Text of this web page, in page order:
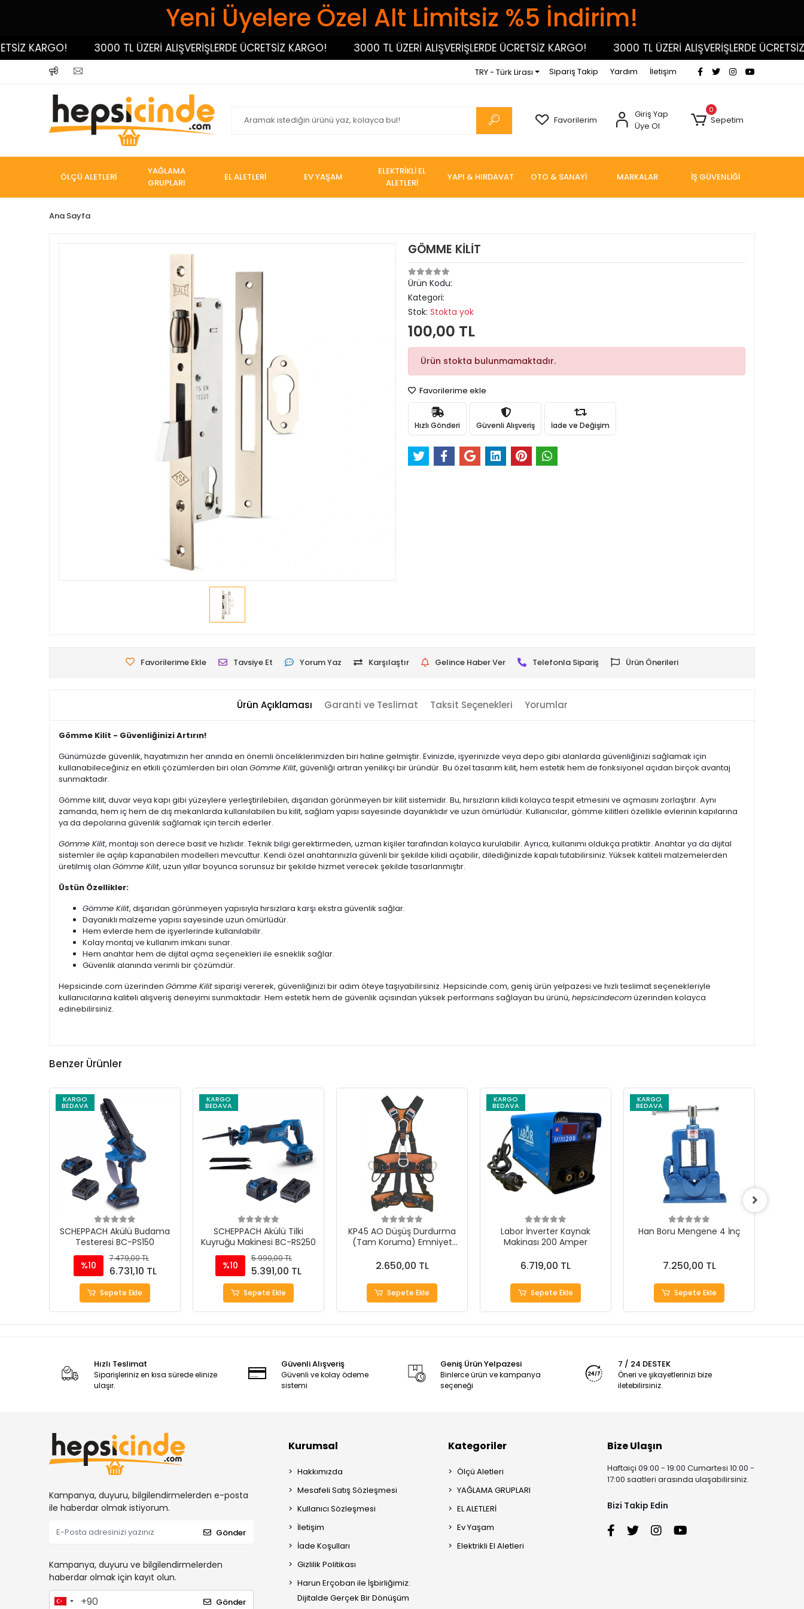
Yeni Üyelere Özel Alt Limitsiz %5 İndirim!
KARGO! 3000 TL ÜZERİ ALIŞVERİŞLERDE ÜCRETSİZ KARGO! 3000 TL ÜZERİ ALIŞVERİŞLERDE ÜCRETSİZ KARGO! 3000 TL ÜZERİ ALIŞVERİŞLERDE ÜCRETSİZ
TRY - Türk Lirası Sipariş Takip Yardım İletişim
Favorilerim
Giriş Yap
Üye Ol
0
Sepetim
ÖLÇÜ ALETLERİ
YAĞLAMA
GRUPLARI
EL ALETLERİ EV YAŞAM
ELEKTRİKLİ EL
ALETLERİ
YAPI & HIRDAVAT OTO & SANAYİ MARKALAR İŞ GÜVENLİĞİ
Ana Sayfa
GÖMME KİLİT
Ürün Kodu:
Kategori:
Stok: Stokta yok
100,00 TL
Ürün stokta bulunmamaktadır.
Favorilerime ekle
Hızlı Gönderi Güvenli Alışveriş İade ve Değişim
Favorilerime Ekle Tavsiye Et Yorum Yaz Karşılaştır Gelince Haber Ver Telefonla Sipariş Ürün Önerileri
Ürün Açıklaması Garanti ve Teslimat Taksit Seçenekleri Yorumlar
Gömme Kilit - Güvenliğinizi Artırın!
Günümüzde güvenlik, hayatımızın her anında en önemli önceliklerimizden biri haline gelmiştir. Evinizde, işyerinizde veya depo gibi alanlarda güvenliğinizi sağlamak için
kullanabileceğiniz en etkili çözümlerden biri olan Gömme Kilit, güvenliği artıran yenilikçi bir üründür. Bu özel tasarım kilit, hem estetik hem de fonksiyonel açıdan birçok avantaj
sunmaktadır.
Gömme kilit, duvar veya kapı gibi yüzeylere yerleştirilebilen, dışarıdan görünmeyen bir kilit sistemidir. Bu, hırsızların kilidi kolayca tespit etmesini ve açmasını zorlaştırır. Aynı
zamanda, hem iç hem de dış mekanlarda kullanılabilen bu kilit, sağlam yapısı sayesinde dayanıklıdır ve uzun ömürlüdür. Kullanıcılar, gömme kilitleri özellikle evlerinin kapılarına
ya da depolarına güvenlik sağlamak için tercih ederler.
Gömme Kilit, montajı son derece basit ve hızlıdır. Teknik bilgi gerektirmeden, uzman kişiler tarafından kolayca kurulabilir. Ayrıca, kullanımı oldukça pratiktir. Anahtar ya da dijital
sistemler ile açılıp kapanabilen modelleri mevcuttur. Kendi özel anahtarınızla güvenli bir şekilde kilidi açabilir, dilediğinizde kapalı tutabilirsiniz. Yüksek kaliteli malzemelerden
üretilmiş olan Gömme Kilit, uzun yıllar boyunca sorunsuz bir şekilde hizmet verecek şekilde tasarlanmıştır.
Üstün Özellikler:
Gömme Kilit, dışarıdan görünmeyen yapısıyla hırsızlara karşı ekstra güvenlik sağlar.
Dayanıklı malzeme yapısı sayesinde uzun ömürlüdür.
Hem evlerde hem de işyerlerinde kullanılabilir.
Kolay montaj ve kullanım imkanı sunar.
Hem anahtar hem de dijital açma seçenekleri ile esneklik sağlar.
Güvenlik alanında verimli bir çözümdür.
Hepsicinde.com üzerinden Gömme Kilitsiparişi vererek, güvenliğinizi bir adım öteye taşıyabilirsiniz. Hepsicinde.com, geniş ürün yelpazesi ve hızlı teslimat seçenekleriyle
kullanıcılarına kaliteli alışveriş deneyimi sunmaktadır. Hem estetik hem de güvenlik açısından yüksek performans sağlayan bu ürünü, hepsicindecomüzerinden kolayca
edinebilirsiniz.
Benzer Ürünler
KARGO
BEDAVA
SCHEPPACH Akülü Budama
Testeresi BC-PS150
%10
7.479,00 TL
6.731,10 TL
Sepete Ekle
KARGO
BEDAVA
SCHEPPACH Akülü Tilki
Kuyruğu Makinesi BC-RS250
%10
5.990,00 TL
5.391,00 TL
Sepete Ekle
KP45 AO Düşüş Durdurma
(Tam Koruma) Emniyet
2.650,00 TL
Sepete Ekle
KARGO
BEDAVA
Labor İnverter Kaynak
Makinası 200 Amper
6.719,00 TL
Sepete Ekle
KARGO
BEDAVA
Han Boru Mengene 4 İnç
7.250,00 TL
Sepete Ekle
Hızlı Teslimat
Siparişleriniz en kısa sürede elinize
ulaşır.
Güvenli Alışveriş
Güvenli ve kolay ödeme
sistemi
Geniş Ürün Yelpazesi
Binlerce ürün ve kampanya
seçeneği
7 / 24 DESTEK
Öneri ve şikayetlerinizi bize
iletebilirsiniz.
Kampanya, duyuru, bilgilendirmelerden e-posta
ile haberdar olmak istiyorum.
Gönder
Kampanya, duyuru ve bilgilendirmelerden
haberdar olmak için kayıt olun.
Gönder
Kurumsal
Hakkımızda
Mesafeli Satış Sözleşmesi
Kullanıcı Sözleşmesi
İletişim
İade Koşulları
Gizlilik Politikası
Harun Erçoban ile İşbirliğimiz:
Dijitalde Gerçek Bir Dönüşüm
Kategoriler
Ölçü Aletleri
YAĞLAMA GRUPLARI
EL ALETLERİ
Ev Yaşam
Elektrikli El Aletleri
Bize Ulaşın
Haftaiçi 09:00 - 19:00 Cumartesi 10:00 -
17:00 saatleri arasında ulaşabilirsiniz.
Bizi Takip Edin